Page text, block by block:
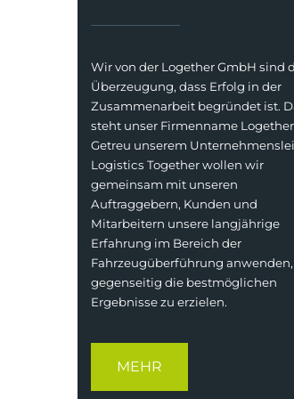
Wir von der Logether GmbH sind
Überzeugung, dass Erfolg in der
Zusammenarbeit begründet ist.
steht unser Firmenname
Getreu unserem
Logistics Together wollen wir
gemeinsam mit unseren
Auftraggebern, Kunden und
Mitarbeitern unsere langjährige
Erfahrung im Bereich der
Fahrzeugüberführung
gegenseitig die bestmöglichen
Ergebnisse zu erzielen.
MEHR